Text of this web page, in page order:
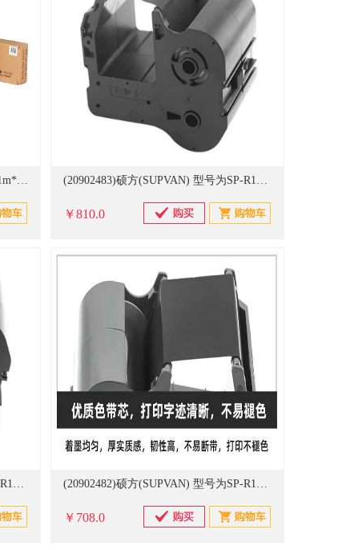
(20651452)得实(DASCOM) 106D-3 21m*13mm 色带 黑色(单位：个) (20902483)硕方(SUPVAN) 型号为SP-R1301GR，130米/卷 绿色 色带(单位：卷)
￥810.0
(20902481)硕方(SUPVAN) 型号为SP-R1301B，130米/卷 黑色 色带(单位：卷) (20902482)硕方(SUPVAN) 型号为SP-R1301R，130米/卷 红色 色带(单位：卷)
￥708.0